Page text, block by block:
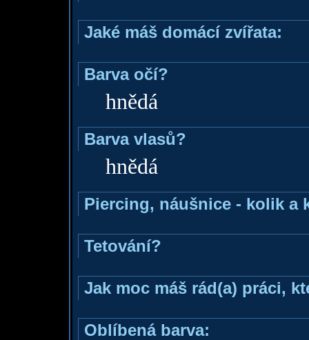
Jaké máš domácí zvířata:
Barva očí?
hnědá
Barva vlasů?
hnědá
Piercing, náušnice - kolik a
Tetování?
Jak moc máš rád(a) práci,
Oblíbená barva: